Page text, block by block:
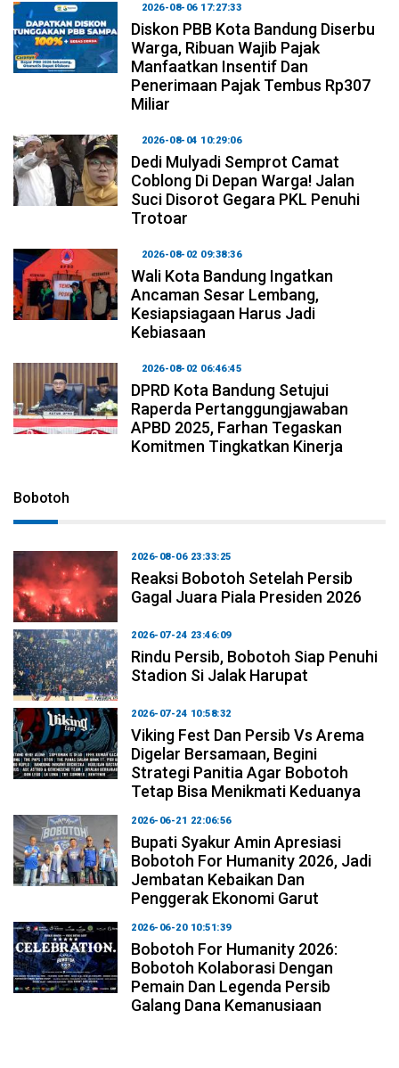
2026-08-06 17:27:33
Diskon PBB Kota Bandung Diserbu
Warga, Ribuan Wajib Pajak
Manfaatkan Insentif Dan
Penerimaan Pajak Tembus Rp307
Miliar
2026-08-04 10:29:06
Dedi Mulyadi Semprot Camat
Coblong Di Depan Warga! Jalan
Suci Disorot Gegara PKL Penuhi
Trotoar
2026-08-02 09:38:36
Wali Kota Bandung Ingatkan
Ancaman Sesar Lembang,
Kesiapsiagaan Harus Jadi
Kebiasaan
2026-08-02 06:46:45
DPRD Kota Bandung Setujui
Raperda Pertanggungjawaban
APBD 2025, Farhan Tegaskan
Komitmen Tingkatkan Kinerja
Bobotoh
2026-08-06 23:33:25
Reaksi Bobotoh Setelah Persib
Gagal Juara Piala Presiden 2026
2026-07-24 23:46:09
Rindu Persib, Bobotoh Siap Penuhi
Stadion Si Jalak Harupat
2026-07-24 10:58:32
Viking Fest Dan Persib Vs Arema
Digelar Bersamaan, Begini
Strategi Panitia Agar Bobotoh
Tetap Bisa Menikmati Keduanya
2026-06-21 22:06:56
Bupati Syakur Amin Apresiasi
Bobotoh For Humanity 2026, Jadi
Jembatan Kebaikan Dan
Penggerak Ekonomi Garut
2026-06-20 10:51:39
Bobotoh For Humanity 2026:
Bobotoh Kolaborasi Dengan
Pemain Dan Legenda Persib
Galang Dana Kemanusiaan